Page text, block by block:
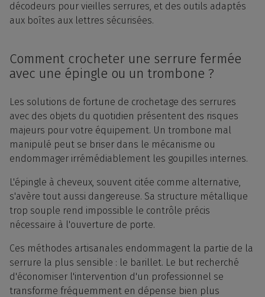
décodeurs pour vieilles serrures, et des outils adaptés
aux boîtes aux lettres sécurisées.
Comment crocheter une serrure fermée
avec une épingle ou un trombone ?
Les solutions de fortune de crochetage des serrures
avec des objets du quotidien présentent des risques
majeurs pour votre équipement. Un trombone mal
manipulé peut se briser dans le mécanisme ou
endommager irrémédiablement les goupilles internes.
L'épingle à cheveux, souvent citée comme alternative,
s'avère tout aussi dangereuse. Sa structure métallique
trop souple rend impossible le contrôle précis
nécessaire à l'ouverture de porte.
Ces méthodes artisanales endommagent la partie de la
serrure la plus sensible : le barillet. Le but recherché
d'économiser l'intervention d'un professionnel se
transforme fréquemment en dépense bien plus